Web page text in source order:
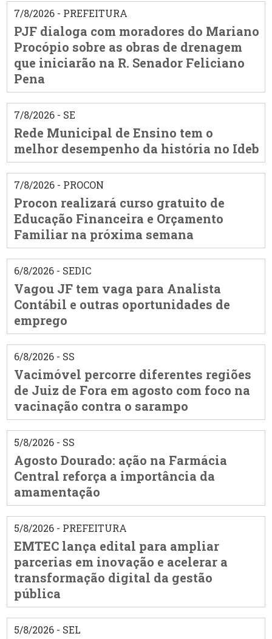
7/8/2026 - PREFEITURA
PJF dialoga com moradores do Mariano
Procópio sobre as obras de drenagem
que iniciarão na R. Senador Feliciano
Pena
7/8/2026 - SE
Rede Municipal de Ensino tem o
melhor desempenho da história no Ideb
7/8/2026 - PROCON
Procon realizará curso gratuito de
Educação Financeira e Orçamento
Familiar na próxima semana
6/8/2026 - SEDIC
Vagou JF tem vaga para Analista
Contábil e outras oportunidades de
emprego
6/8/2026 - SS
Vacimóvel percorre diferentes regiões
de Juiz de Fora em agosto com foco na
vacinação contra o sarampo
5/8/2026 - SS
Agosto Dourado: ação na Farmácia
Central reforça a importância da
amamentação
5/8/2026 - PREFEITURA
EMTEC lança edital para ampliar
parcerias em inovação e acelerar a
transformação digital da gestão
pública
5/8/2026 - SEL